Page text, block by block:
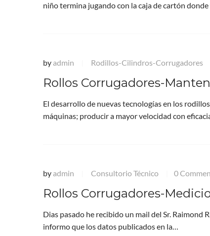
niño termina jugando con la caja de cartón donde
by admin Rodillos-Cilindros-Corrugadores
Rollos Corrugadores-
El desarrollo de nuevas tecnologías en los
máquinas; producir a mayor velocidad con
by admin Consultorio Técnico 0
Rollos Corrugadores-
Dias pasado he recibido un mail del Sr.
informo que los datos publicados en la…